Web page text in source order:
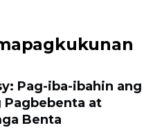
Pag-iba-ibahin ang
Pagbebenta at
Benta